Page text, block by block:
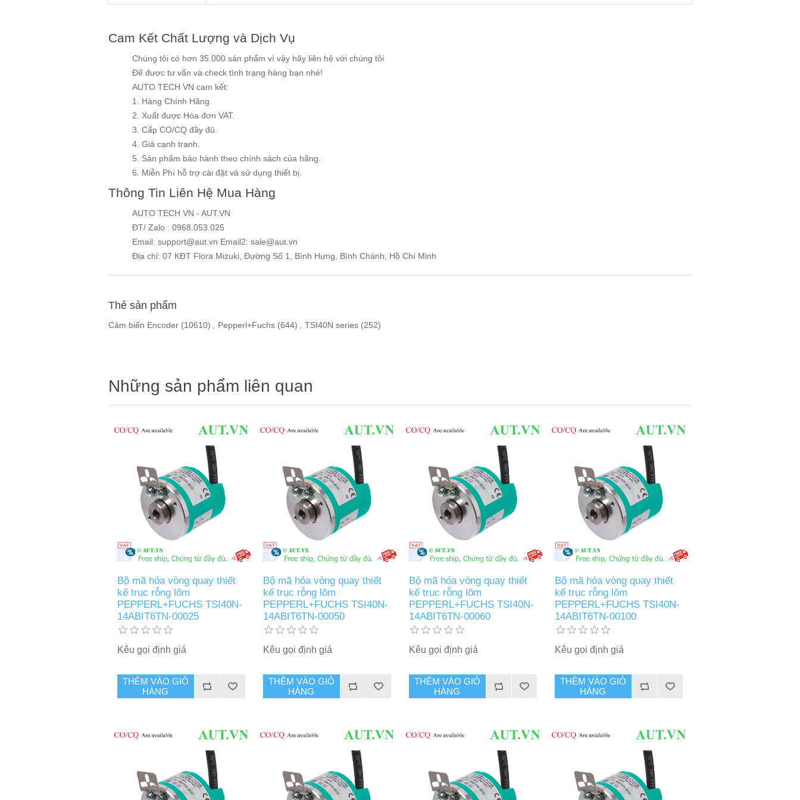
Cam Kết Chất Lượng và Dịch Vụ
Chúng tôi có hơn 35.000 sản phẩm vì vậy hãy liên hệ với chúng tôi
Để được tư vấn và check tình trạng hàng bạn nhé!
AUTO TECH VN cam kết:
1. Hàng Chính Hãng.
2. Xuất được Hóa đơn VAT.
3. Cấp CO/CQ đầy đủ.
4. Giá cạnh tranh.
5. Sản phẩm bảo hành theo chính sách của hãng.
6. Miễn Phí hỗ trợ cài đặt và sử dụng thiết bị.
Thông Tin Liên Hệ Mua Hàng
AUTO TECH VN - AUT.VN
ĐT/ Zalo : 0968.053.025
Email: support@aut.vn Email2: sale@aut.vn
Địa chỉ: 07 KĐT Flora Mizuki, Đường Số 1, Bình Hưng, Bình Chánh, Hồ Chí Minh
Thẻ sản phẩm
Cảm biến Encoder (10610) , Pepperl+Fuchs (644) , TSI40N series (252)
Những sản phẩm liên quan
Bộ mã hóa vòng quay thiết
kế trục rỗng lõm
PEPPERL+FUCHS TSI40N-
14ABIT6TN-00025
Kêu gọi định giá
THÊM VÀO GIỎ
HÀNG
Bộ mã hóa vòng quay thiết
kế trục rỗng lõm
PEPPERL+FUCHS TSI40N-
14ABIT6TN-00050
Kêu gọi định giá
THÊM VÀO GIỎ
HÀNG
Bộ mã hóa vòng quay thiết
kế trục rỗng lõm
PEPPERL+FUCHS TSI40N-
14ABIT6TN-00060
Kêu gọi định giá
THÊM VÀO GIỎ
HÀNG
Bộ mã hóa vòng quay thiết
kế trục rỗng lõm
PEPPERL+FUCHS TSI40N-
14ABIT6TN-00100
Kêu gọi định giá
THÊM VÀO GIỎ
HÀNG